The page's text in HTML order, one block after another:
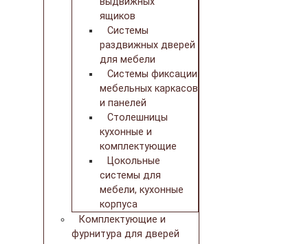
ящиков
Системы
раздвижных дверей
для мебели
Системы фиксации
мебельных каркасов
и панелей
Столешницы
кухонные и
комплектующие
Цокольные
системы для
мебели, кухонные
корпуса
Комплектующие и
фурнитура для дверей